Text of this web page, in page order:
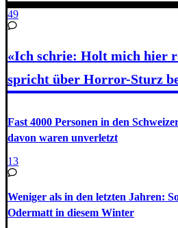
49
«Ich schrie: Holt mich hier
spricht über Horror-Sturz
Fast 4000 Personen in den
davon waren unverletzt
13
Weniger als in den letzten Jahren:
Odermatt in diesem Winter